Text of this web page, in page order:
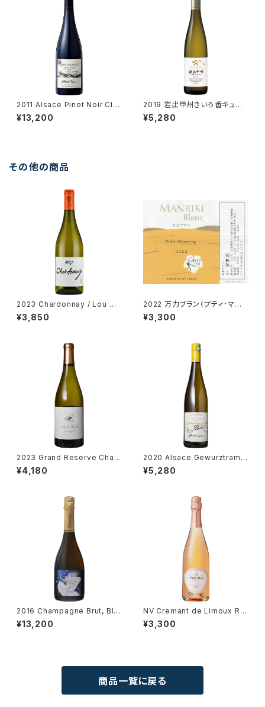
2011 Alsace Pinot Noir Clo
s de la Faille / Dm. Albert
Mann
¥13,200
2019 岩出甲州きいろ香キュヴ
ェ・ウエノ／シャトー・メルシャン
¥5,280
その他の商品
2023 Chardonnay / Lou Du
mont (STUDIO GHIBLI colla
boration)
¥3,850
2022 万力ブラン（プティ･マン
サン） 375ml／カーヴ･アン＜C
ave an＞
¥3,300
2023 Grand Reserve Char
donnay / Dm. Paul Mas
¥4,180
2020 Alsace Gewurztramin
er / Dm. Albert Mann
¥5,280
2016 Champagne Brut, Bla
nc de Noirs NIGHT / Simon
-Devaux & Lou Beatitudine
¥13,200
NV Cremant de Limoux Ro
se Brut / Dm. Paul Mas
¥3,300
商品一覧に戻る